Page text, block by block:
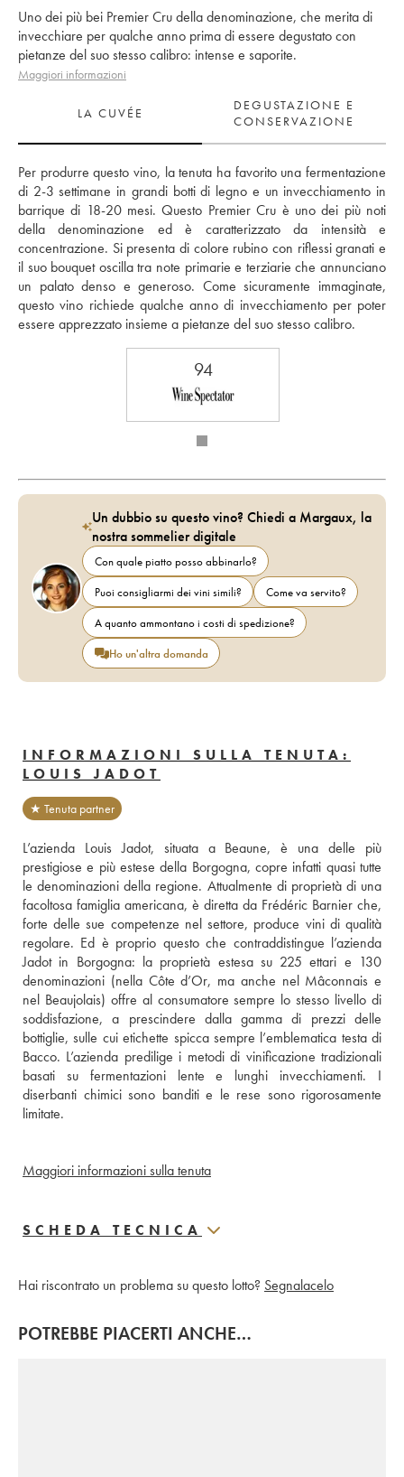
Uno dei più bei Premier Cru della denominazione, che merita di
invecchiare per qualche anno prima di essere degustato con
pietanze del suo stesso calibro: intense e saporite.
Maggiori informazioni
LA CUVÉE
DEGUSTAZIONE E
CONSERVAZIONE
Per produrre questo vino, la tenuta ha favorito una fermentazione
di 2-3 settimane in grandi botti di legno e un invecchiamento in
barrique di 18-20 mesi. Questo Premier Cru è uno dei più noti
della denominazione ed è caratterizzato da intensità e
concentrazione. Si presenta di colore rubino con riflessi granati e
il suo bouquet oscilla tra note primarie e terziarie che annunciano
un palato denso e generoso. Come sicuramente immaginate,
questo vino richiede qualche anno di invecchiamento per poter
essere apprezzato insieme a pietanze del suo stesso calibro.
94
Un dubbio su questo vino? Chiedi a Margaux, la
nostra sommelier digitale
Con quale piatto posso abbinarlo?
Puoi consigliarmi dei vini simili?
Come va servito?
A quanto ammontano i costi di spedizione?
Ho un'altra domanda
INFORMAZIONI SULLA TENUTA:
LOUIS JADOT
★ Tenuta partner
L’azienda Louis Jadot, situata a Beaune, è una delle più
prestigiose e più estese della Borgogna, copre infatti quasi tutte
le denominazioni della regione. Attualmente di proprietà di una
facoltosa famiglia americana, è diretta da Frédéric Barnier che,
forte delle sue competenze nel settore, produce vini di qualità
regolare. Ed è proprio questo che contraddistingue l’azienda
Jadot in Borgogna: la proprietà estesa su 225 ettari e 130
denominazioni (nella Côte d’Or, ma anche nel Mâconnais e
nel Beaujolais) offre al consumatore sempre lo stesso livello di
soddisfazione, a prescindere dalla gamma di prezzi delle
bottiglie, sulle cui etichette spicca sempre l’emblematica testa di
Bacco. L’azienda predilige i metodi di vinificazione tradizionali
basati su fermentazioni lente e lunghi invecchiamenti. I
diserbanti chimici sono banditi e le rese sono rigorosamente
limitate.
Maggiori informazioni sulla tenuta
SCHEDA TECNICA
Hai riscontrato un problema su questo lotto? Segnalacelo
POTREBBE PIACERTI ANCHE…